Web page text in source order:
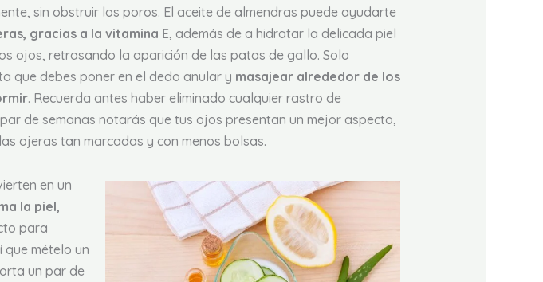
sin obstruir los poros. El aceite de almendras puede ayudarte
gracias a la vitamina E, además de a hidratar la delicada piel
ojos, retrasando la aparición de las patas de gallo. Solo
que debes poner en el dedo anular y masajear alrededor de los
. Recuerda antes haber eliminado cualquier rastro de
de semanas notarás que tus ojos presentan un mejor aspecto,
ojeras tan marcadas y con menos bolsas.
en un
la piel,
para
mételo un
un par de